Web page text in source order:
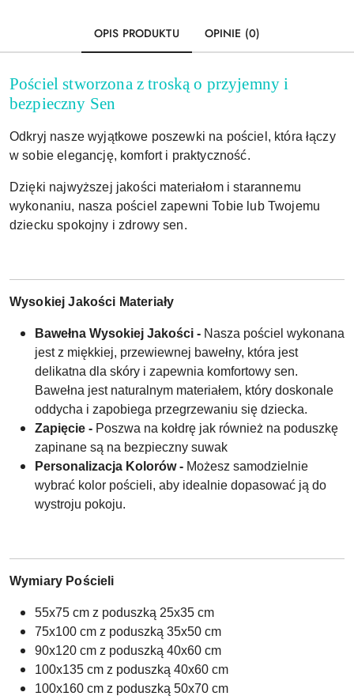
OPIS PRODUKTU OPINIE (0)
Pościel stworzona z troską o przyjemny i
bezpieczny Sen
Odkryj nasze wyjątkowe poszewki na pościel, która łączy
w sobie elegancję, komfort i praktyczność.
Dzięki najwyższej jakości materiałom i starannemu
wykonaniu, nasza pościel zapewni Tobie lub Twojemu
dziecku spokojny i zdrowy sen.
Wysokiej Jakości Materiały
Bawełna Wysokiej Jakości - Nasza pościel wykonana
jest z miękkiej, przewiewnej bawełny, która jest
delikatna dla skóry i zapewnia komfortowy sen.
Bawełna jest naturalnym materiałem, który doskonale
oddycha i zapobiega przegrzewaniu się dziecka.
Zapięcie - Poszwa na kołdrę jak również na poduszkę
zapinane są na bezpieczny suwak
Personalizacja Kolorów - Możesz samodzielnie
wybrać kolor pościeli, aby idealnie dopasować ją do
wystroju pokoju.
Wymiary Pościeli
55x75 cm z poduszką 25x35 cm
75x100 cm z poduszką 35x50 cm
90x120 cm z poduszką 40x60 cm
100x135 cm z poduszką 40x60 cm
100x160 cm z poduszką 50x70 cm